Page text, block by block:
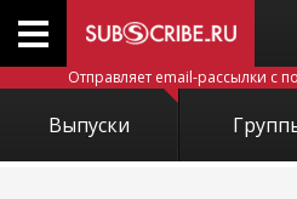
Отправляет email-рассылки с
Выпуски